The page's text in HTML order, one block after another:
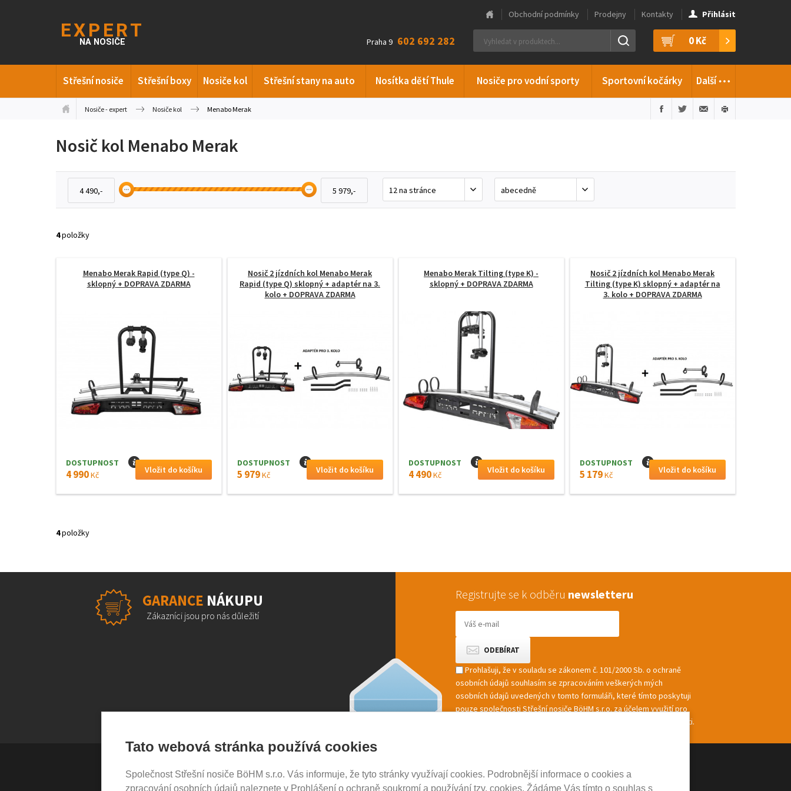
Tato webová stránka používá cookies
Společnost Střešní nosiče BöHM s.r.o. Vás informuje, že tyto stránky využívají cookies. Podrobnější informace o cookies a
zpracování osobních údajů naleznete v Prohlášení o ochraně soukromí a používání tzv. cookies. Žádáme Vás tímto o souhlas s
0 Kč
Praha 9 602 692 282
Střešní nosiče Střešní boxy Nosiče kol Střešní stany na auto Nosítka dětí Thule Nosiče pro vodní sporty Sportovní kočárky Další…
Obchodní podmínky Prodejny Kontakty Přihlásit
Nosiče - expert Nosiče kol Menabo Merak
Nosič kol Menabo Merak
4položky
Menabo Merak Rapid (type Q) -
sklopný+ DOPRAVA ZDARMA
DOSTUPNOST I
4 990Kč
Nosič 2 jízdních kol Menabo Merak
Rapid (type Q) sklopný + adaptér na 3.
kolo+ DOPRAVA ZDARMA
DOSTUPNOST I
5 979Kč
Menabo Merak Tilting (type K) -
sklopný+ DOPRAVA ZDARMA
DOSTUPNOST I
4 490Kč
Nosič 2 jízdních kol Menabo Merak
Tilting (type K) sklopný + adaptér na
3. kolo+ DOPRAVA ZDARMA
DOSTUPNOST I
5 179Kč
4položky
GARANCE NÁKUPU
Zákazníci jsou pro nás důležití
Registrujte se k odběru newsletteru
Prohlašuji, že v souladu se zákonem č. 101/2000 Sb. o ochraně
osobních údajů souhlasím se zpracováním veškerých mých
osobních údajů uvedených v tomto formuláři, které tímto poskytuji
pouze společnosti Střešní nosiče BöHM s.r.o. za účelem využití pro
marketingové zpracování a zasílání informací a nabídek společnosti.
VŠE O NÁKUPU NOSICE-EXPERT.CZ